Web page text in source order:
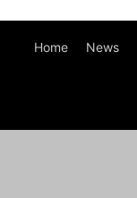
Home News